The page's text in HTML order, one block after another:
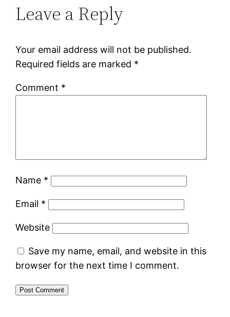
Leave a Reply
Your email address will not be published.
Required fields are marked *
Comment *
Name *
Email *
Website
Save my name, email, and website in this
browser for the next time I comment.